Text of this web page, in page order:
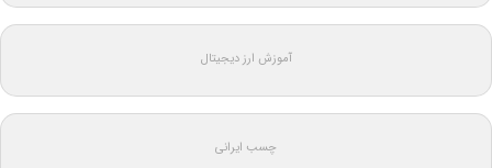
آموزش ارز دیجیتال
چسب ایرانی